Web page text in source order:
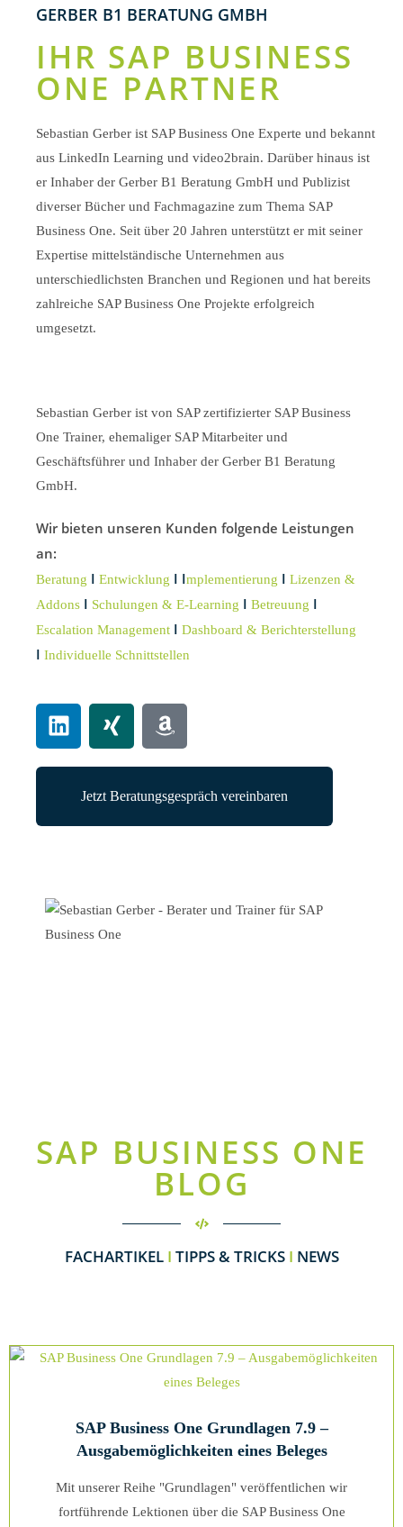
und Inhalte entsperren
Erforderlichen Service akzeptieren
GERBER B1 BERATUNG GMBH
IHR SAP BUSINESS
ONE PARTNER
Sebastian Gerber ist SAP Business One Experte und bekannt
aus LinkedIn Learning und video2brain. Darüber hinaus ist
er Inhaber der Gerber B1 Beratung GmbH und Publizist
diverser Bücher und Fachmagazine zum Thema SAP
Business One. Seit über 20 Jahren unterstützt er mit seiner
Expertise mittelständische Unternehmen aus
unterschiedlichsten Branchen und Regionen und hat bereits
zahlreiche SAP Business One Projekte erfolgreich
umgesetzt.
Sebastian Gerber ist von SAP zertifizierter SAP Business
One Trainer, ehemaliger SAP Mitarbeiter und
Geschäftsführer und Inhaber der Gerber B1 Beratung
GmbH.
Wir bieten unseren Kunden folgende Leistungen
an:
Beratung I Entwicklung I Implementierung I Lizenzen &
Addons I Schulungen & E-Learning I Betreuung I
Escalation Management I Dashboard & Berichterstellung
I Individuelle Schnittstellen
Jetzt Beratungsgespräch vereinbaren
SAP BUSINESS ONE
BLOG
FACHARTIKEL I TIPPS & TRICKS I NEWS
SAP Business One Grundlagen 7.9 –
Ausgabemöglichkeiten eines Beleges
Mit unserer Reihe "Grundlagen" veröffentlichen wir
fortführende Lektionen über die SAP Business One